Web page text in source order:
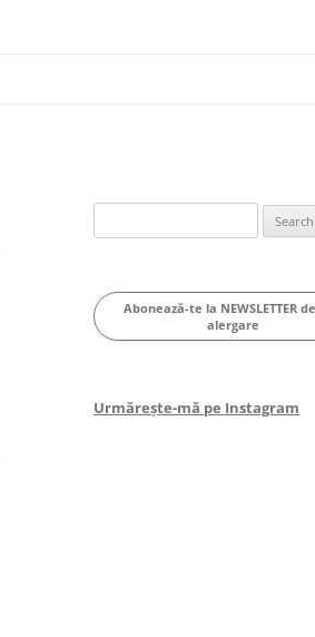
for:
Abonează-te la NEWSLETTER
alergare
Urmărește-mă pe Instagram